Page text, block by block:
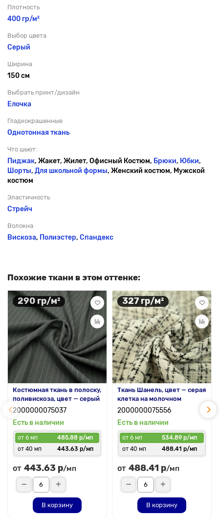
Плотность
400 гр/м²
Выбор цвета
Серый
Ширина
150 см
Выбрать принт/дизайн
Елочка
Гладкокрашенные
Однотонная ткань
Что шьют:
Пиджак, Жакет, Жилет, Офисный Костюм, Брюки, Юбки,
Шорты, Для школьной формы, Женский костюм, Мужской
костюм
Эластичность
Стрейч
Волокна
Вискоза, Полиэстер, Спандекс
Похожие ткани в этом оттенке:
290 гр/м²
Костюмная ткань в полоску,
поливискоза, цвет — серый
2000000075037
Есть в наличии
от 6 мп
485.88 р/мп
от 40 мп
443.63 р/мп
от 443.63 р/мп
В корзину
327 гр/м²
Ткань Шанель, цвет — серая
клетка на молочном
2000000075556
Есть в наличии
от 6 мп
534.89 р/мп
от 40 мп
488.41 р/мп
от 488.41 р/мп
В корзину